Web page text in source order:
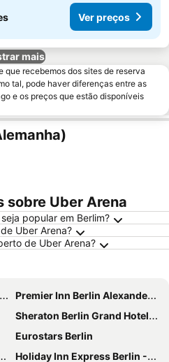
Ver preços
mais
que recebemos dos sites de reserva
tal, pode haver diferenças entre as
e os preços que estão disponíveis
sobre Uber Arena
popular em Berlim?
Uber Arena?
de Uber Arena?
Premier Inn Berlin Alexanderplatz hotel
Sheraton Berlin Grand Hotel Esplanade
Eurostars Berlin
Holiday Inn Express Berlin - Alexanderplatz By Ihg